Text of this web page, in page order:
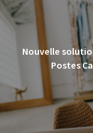
Nouvelle
Postes